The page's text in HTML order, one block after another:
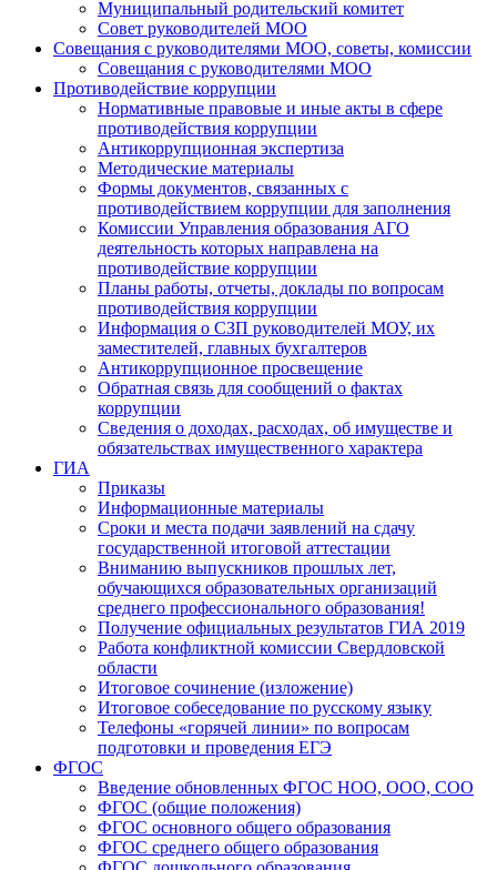
Муниципальный родительский комитет
Совет руководителей МОО
Совещания с руководителями МОО, советы, комиссии
Совещания с руководителями МОО
Противодействие коррупции
Нормативные правовые и иные акты в сфере
противодействия коррупции
Антикоррупционная экспертиза
Методические материалы
Формы документов, связанных с
противодействием коррупции для заполнения
Комиссии Управления образования АГО
деятельность которых направлена на
противодействие коррупции
Планы работы, отчеты, доклады по вопросам
противодействия коррупции
Информация о СЗП руководителей МОУ, их
заместителей, главных бухгалтеров
Антикоррупционное просвещение
Обратная связь для сообщений о фактах
коррупции
Сведения о доходах, расходах, об имуществе и
обязательствах имущественного характера
ГИА
Приказы
Информационные материалы
Сроки и места подачи заявлений на сдачу
государственной итоговой аттестации
Вниманию выпускников прошлых лет,
обучающихся образовательных организаций
среднего профессионального образования!
Получение официальных результатов ГИА 2019
Работа конфликтной комиссии Свердловской
области
Итоговое сочинение (изложение)
Итоговое собеседование по русскому языку
Телефоны «горячей линии» по вопросам
подготовки и проведения ЕГЭ
ФГОС
Введение обновленных ФГОС НОО, ООО, СОО
ФГОС (общие положения)
ФГОС основного общего образования
ФГОС среднего общего образования